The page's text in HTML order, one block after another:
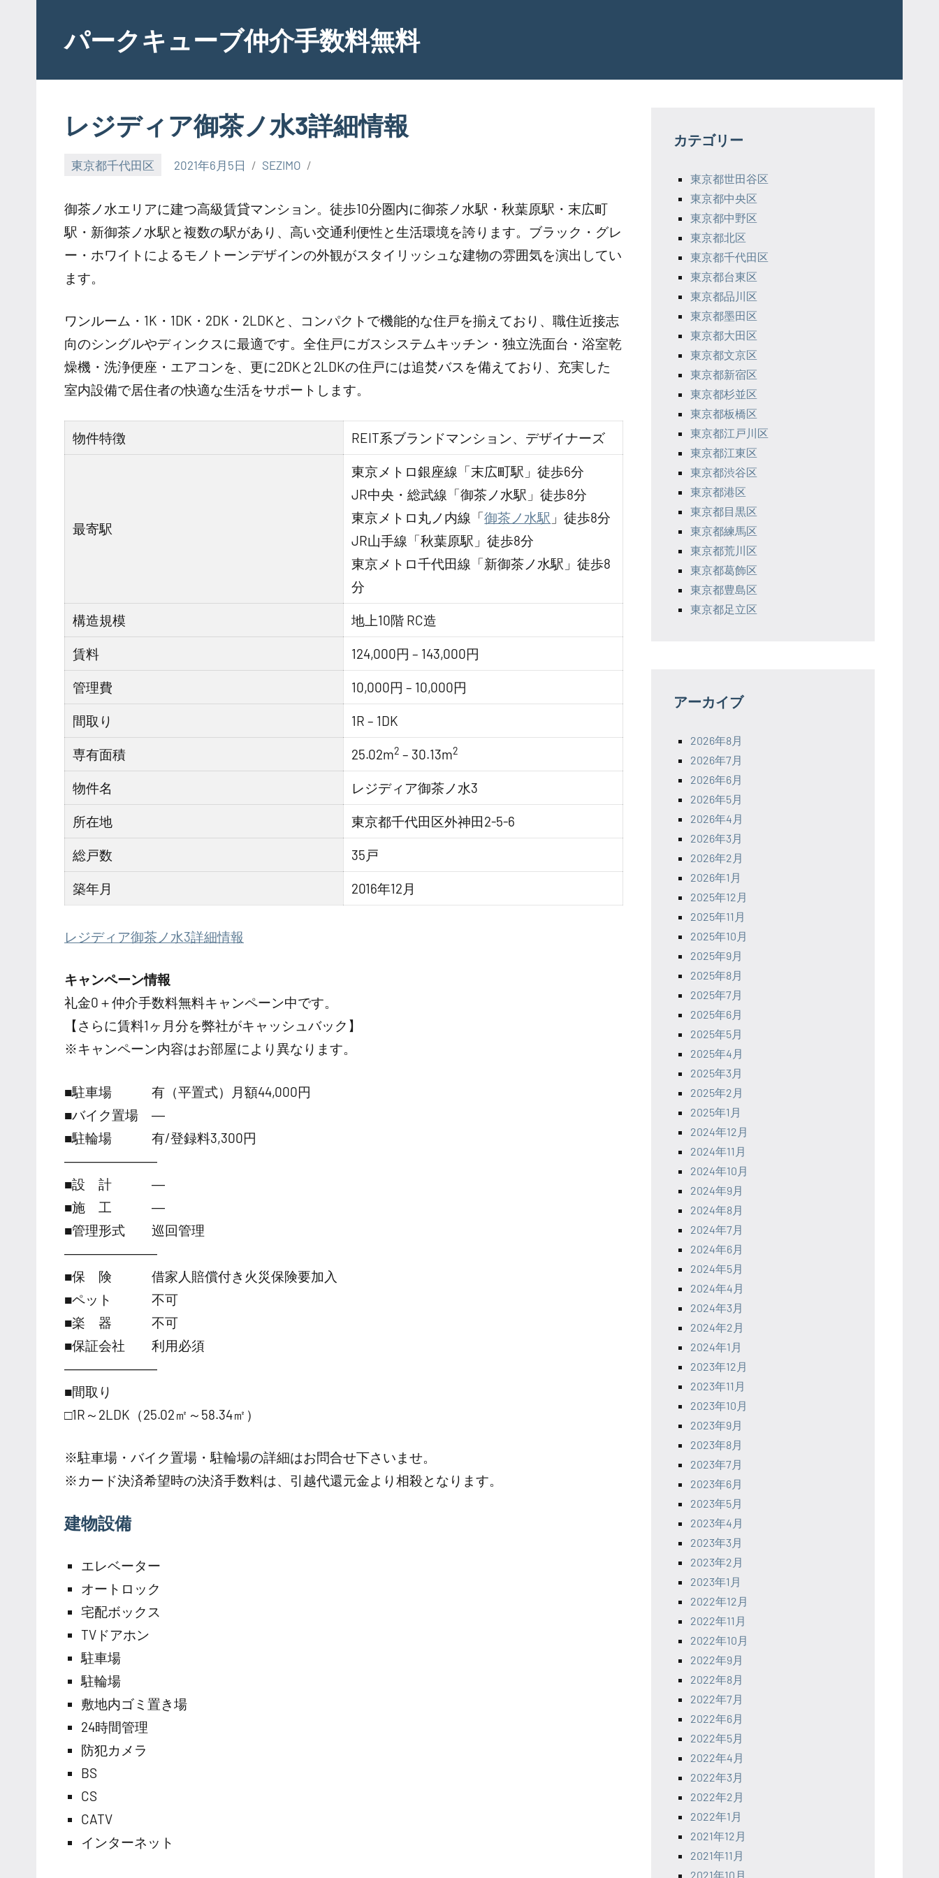
contentパークキューブ仲介手数料無料
レジディア御茶ノ水3詳細情報
東京都千代田区 2021年6月5日 SEZIMO
御茶ノ水エリアに建つ高級賃貸マンション。徒歩10分圏内に御茶ノ水駅・秋葉原駅・末広町
駅・新御茶ノ水駅と複数の駅があり、高い交通利便性と生活環境を誇ります。ブラック・グレ
ー・ホワイトによるモノトーンデザインの外観がスタイリッシュな建物の雰囲気を演出してい
ます。
ワンルーム・1K・1DK・2DK・2LDKと、コンパクトで機能的な住戸を揃えており、職住近接志
向のシングルやディンクスに最適です。全住戸にガスシステムキッチン・独立洗面台・浴室乾
燥機・洗浄便座・エアコンを、更に2DKと2LDKの住戸には追焚バスを備えており、充実した
室内設備で居住者の快適な生活をサポートします。
物件特徴 REIT系ブランドマンション、デザイナーズ
最寄駅
東京メトロ銀座線「末広町駅」徒歩6分
JR中央・総武線「御茶ノ水駅」徒歩8分
東京メトロ丸ノ内線「御茶ノ水駅 」徒歩8分
JR山手線「秋葉原駅」徒歩8分
東京メトロ千代田線「新御茶ノ水駅」徒歩8
分
構造規模 地上10階 RC造
賃料 124,000円 – 143,000円
管理費 10,000円 – 10,000円
間取り 1R – 1DK
専有面積 25.02m2 – 30.13m2
物件名 レジディア御茶ノ水3
所在地 東京都千代田区外神田2-5-6
総戸数 35戸
築年月 2016年12月
レジディア御茶ノ水3詳細情報
キャンペーン情報
礼金0 ＋仲介手数料無料キャンペーン中です。
【さらに賃料1ヶ月分を弊社がキャッシュバック】
※キャンペーン内容はお部屋により異なります。
■駐車場 有（平置式）月額44,000円
■バイク置場 ―
■駐輪場 有/登録料3,300円
―――――――
■設 計 ―
■施 工 ―
■管理形式 巡回管理
―――――――
■保 険 借家人賠償付き火災保険要加入
■ペット 不可
■楽 器 不可
■保証会社 利用必須
―――――――
■間取り
□1R～2LDK（25.02㎡～58.34㎡）
※駐車場・バイク置場・駐輪場の詳細はお問合せ下さいませ。
※カード決済希望時の決済手数料は、引越代還元金より相殺となります。
建物設備
エレベーター
オートロック
宅配ボックス
TVドアホン
駐車場
駐輪場
敷地内ゴミ置き場
24時間管理
防犯カメラ
BS
CS
CATV
インターネット
カテゴリー
東京都世田谷区
東京都中央区
東京都中野区
東京都北区
東京都千代田区
東京都台東区
東京都品川区
東京都墨田区
東京都大田区
東京都文京区
東京都新宿区
東京都杉並区
東京都板橋区
東京都江戸川区
東京都江東区
東京都渋谷区
東京都港区
東京都目黒区
東京都練馬区
東京都荒川区
東京都葛飾区
東京都豊島区
東京都足立区
アーカイブ
2026年8月
2026年7月
2026年6月
2026年5月
2026年4月
2026年3月
2026年2月
2026年1月
2025年12月
2025年11月
2025年10月
2025年9月
2025年8月
2025年7月
2025年6月
2025年5月
2025年4月
2025年3月
2025年2月
2025年1月
2024年12月
2024年11月
2024年10月
2024年9月
2024年8月
2024年7月
2024年6月
2024年5月
2024年4月
2024年3月
2024年2月
2024年1月
2023年12月
2023年11月
2023年10月
2023年9月
2023年8月
2023年7月
2023年6月
2023年5月
2023年4月
2023年3月
2023年2月
2023年1月
2022年12月
2022年11月
2022年10月
2022年9月
2022年8月
2022年7月
2022年6月
2022年5月
2022年4月
2022年3月
2022年2月
2022年1月
2021年12月
2021年11月
2021年10月